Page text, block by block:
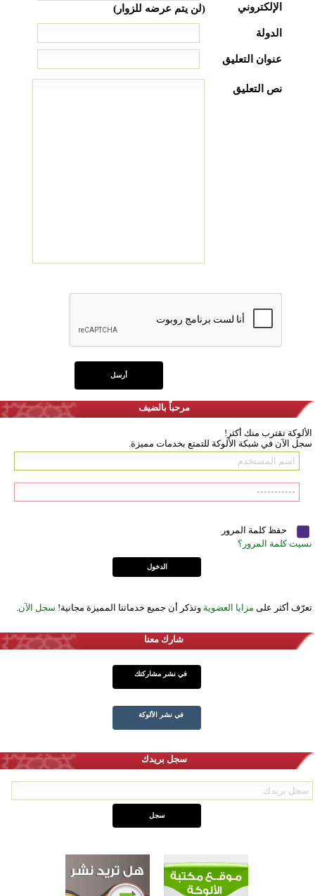
الإلكتروني
(لن يتم عرضه للزوار)
الدولة
عنوان التعليق
نص التعليق
مرحباً بالضيف
الألوكة تقترب منك أكثر!
سجل الآن في شبكة الألوكة للتمتع بخدمات مميزة.
حفظ كلمة المرور
نسيت كلمة المرور؟
تعرّف أكثر على مزايا العضوية وتذكر أن جميع خدماتنا المميزة مجانية! سجل الآن
شارك معنا
في نشر مشاركتك
في نشر الألوكة
سجل بريدك